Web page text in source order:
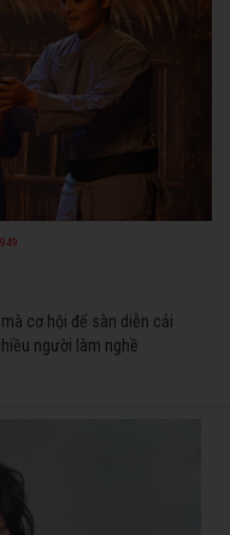
cơ hội để sàn diễn cải
người làm nghề